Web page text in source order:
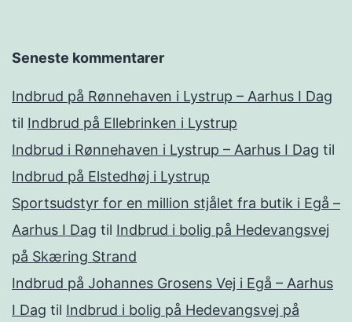
Seneste kommentarer
Indbrud på Rønnehaven i Lystrup – Aarhus I Dag
til Indbrud på Ellebrinken i Lystrup
Indbrud i Rønnehaven i Lystrup – Aarhus I Dag til
Indbrud på Elstedhøj i Lystrup
Sportsudstyr for en million stjålet fra butik i Egå –
Aarhus I Dag til Indbrud i bolig på Hedevangsvej
på Skæring Strand
Indbrud på Johannes Grosens Vej i Egå – Aarhus
I Dag til Indbrud i bolig på Hedevangsvej på